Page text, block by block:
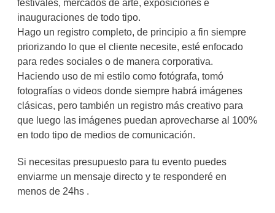
festivales, mercados de arte, exposiciones e
inauguraciones de todo tipo.
Hago un registro completo, de principio a fin siempre
priorizando lo que el cliente necesite, esté enfocado
para redes sociales o de manera corporativa.
Haciendo uso de mi estilo como fotógrafa, tomó
fotografías o videos donde siempre habrá imágenes
clásicas, pero también un registro más creativo para
que luego las imágenes puedan aprovecharse al 100%
en todo tipo de medios de comunicación.
Si necesitas presupuesto para tu evento puedes
enviarme un mensaje directo y te responderé en
menos de 24hs .